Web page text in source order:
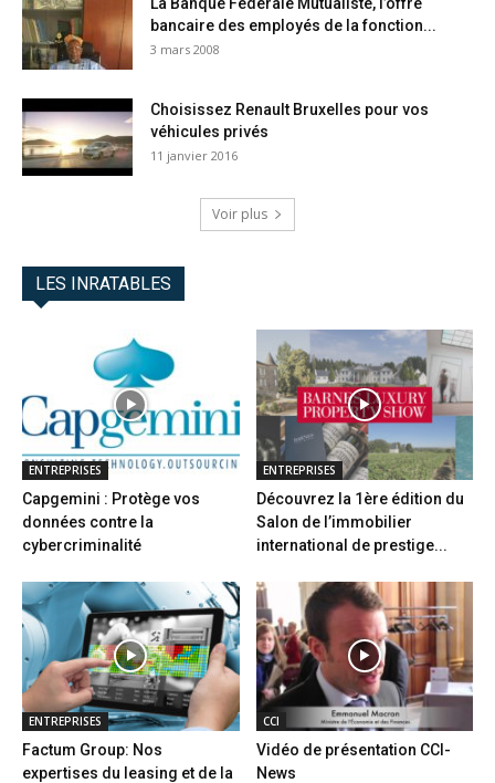
La Banque Fédérale Mutualiste, l’offre
bancaire des employés de la fonction...
3 mars 2008
Choisissez Renault Bruxelles pour vos
véhicules privés
11 janvier 2016
Voir plus
LES INRATABLES
ENTREPRISES
Capgemini : Protège vos
données contre la
cybercriminalité
ENTREPRISES
Découvrez la 1ère édition du
Salon de l’immobilier
international de prestige...
ENTREPRISES
Factum Group: Nos
expertises du leasing et de la
CCI
Vidéo de présentation CCI-
News